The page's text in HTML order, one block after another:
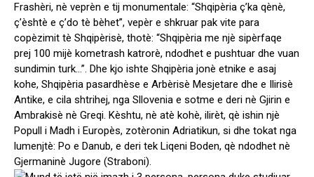
Frashèri, nè veprèn e tij monumentale: “Shqipèria ç’ka qènè,
ç’èshtè e ç’do tè bèhet”, vepèr e shkruar pak vite para
copèzimit tè Shqipèrisè, thotè: “Shqipèria me njè sipèrfaqe
prej 100 mijè kometrash katrorè, ndodhet e pushtuar dhe vuan
sundimin turk…”. Dhe kjo ishte Shqipèria jonè etnike e asaj
kohe, Shqipèria pasardhèse e Arbèrisè Mesjetare dhe e Ilirisè
Antike, e cila shtrihej, nga Sllovenia e sotme e deri nè Gjirin e
Ambrakisè nè Greqi. Kèshtu, nè atè kohè, ilirèt, qè ishin njè
Popull i Madh i Europès, zotèronin Adriatikun, si dhe tokat nga
lumenjtè: Po e Danub, e deri tek Liqeni Boden, qè ndodhet nè
Gjermaninè Jugore (Straboni).